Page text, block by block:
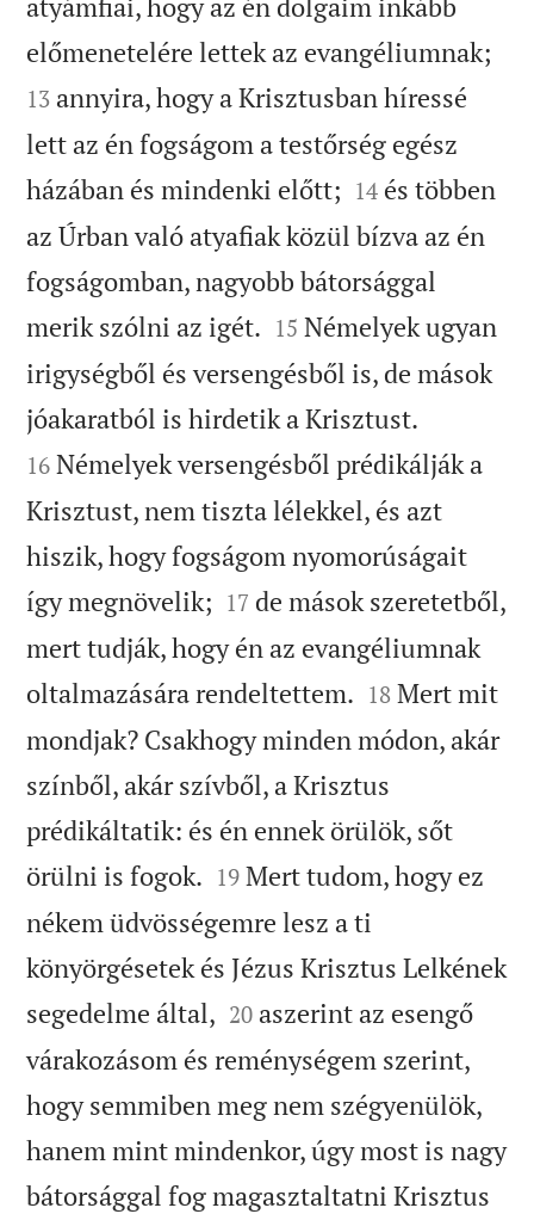
előmenetelére lettek az evangéliumnak;
13 annyira, hogy a Krisztusban híressé
lett az én fogságom a testőrség egész
házában és mindenki előtt; 

14 és többen
az Úrban való atyafiak közül bízva az én
fogságomban, nagyobb bátorsággal
merik szólni az igét. 

15 Némelyek ugyan
irigységből és versengésből is, de mások
jóakaratból is hirdetik a Krisztust.
16 Némelyek versengésből prédikálják a
Krisztust, nem tiszta lélekkel, és azt
hiszik, hogy fogságom nyomorúságait
így megnövelik; 

17 de mások szeretetből,
mert tudják, hogy én az evangéliumnak
oltalmazására rendeltettem. 

18 Mert mit
mondjak? Csakhogy minden módon, akár
színből, akár szívből, a Krisztus
prédikáltatik: és én ennek örülök, sőt
örülni is fogok. 

19 Mert tudom, hogy ez
nékem üdvösségemre lesz a ti
könyörgésetek és Jézus Krisztus Lelkének
segedelme által, 

20 aszerint az esengő
várakozásom és reménységem szerint,
hogy semmiben meg nem szégyenülök,
hanem mint mindenkor, úgy most is nagy
bátorsággal fog magasztaltatni Krisztus